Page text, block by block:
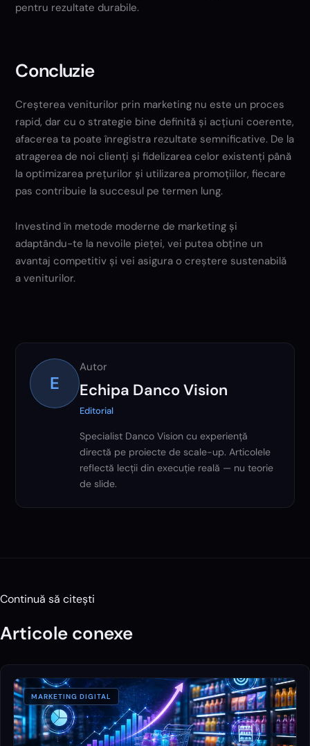
pentru rezultate durabile.
Concluzie
Creșterea veniturilor prin marketing nu este un proces
rapid, dar cu o strategie bine definită și acțiuni coerente,
afacerea ta poate înregistra rezultate semnificative. De la
atragerea de noi clienți și fidelizarea celor existenți până
la optimizarea prețurilor și utilizarea promoțiilor, fiecare
pas contribuie la succesul pe termen lung.
Investind în metode moderne de marketing și
adaptându-te la nevoile pieței, vei putea obține un
avantaj competitiv și vei asigura o creștere sustenabilă
a veniturilor.
E
Autor
Echipa Danco Vision
Editorial
Specialist Danco Vision cu experiență
directă pe proiecte de scale-up. Articolele
reflectă lecții din execuție reală — nu teorie
de slide.
Continuă să citești
Articole conexe
MARKETING DIGITAL